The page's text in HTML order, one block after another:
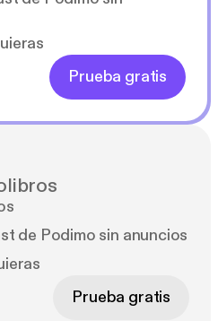
Prueba gratis
de Podimo sin anuncios
Prueba gratis